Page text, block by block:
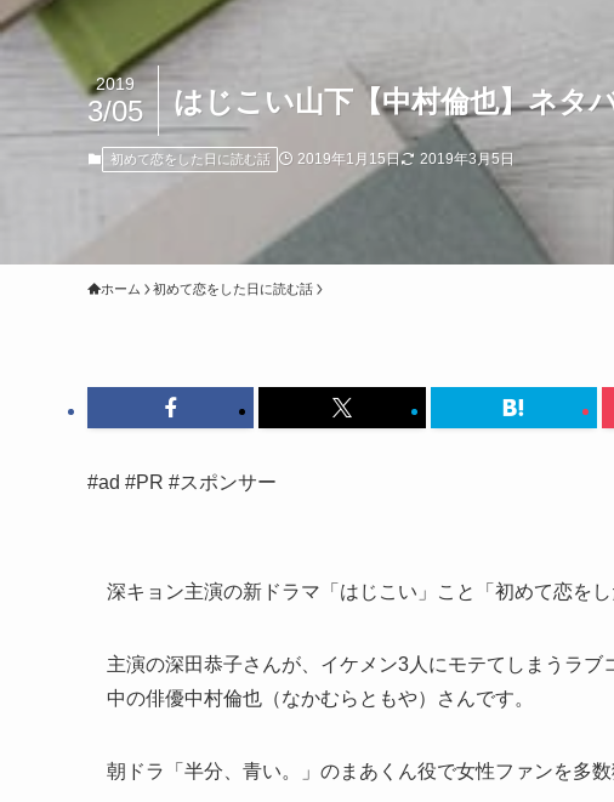
はじこい山下【中村倫也】ネタ
2019
3/05
初めて恋をした日に読む話 2019年1月15日 2019年3月5日
ホーム 初めて恋をした日に読む話
#ad #PR #スポンサー
深キョン主演の新ドラマ「はじこい」こと「初めて恋を
主演の深田恭子さんが、イケメン3人にモテてしまうラ
中の俳優中村倫也（なかむらともや）さんです。
朝ドラ「半分、青い。」のまあくん役で女性ファンを多